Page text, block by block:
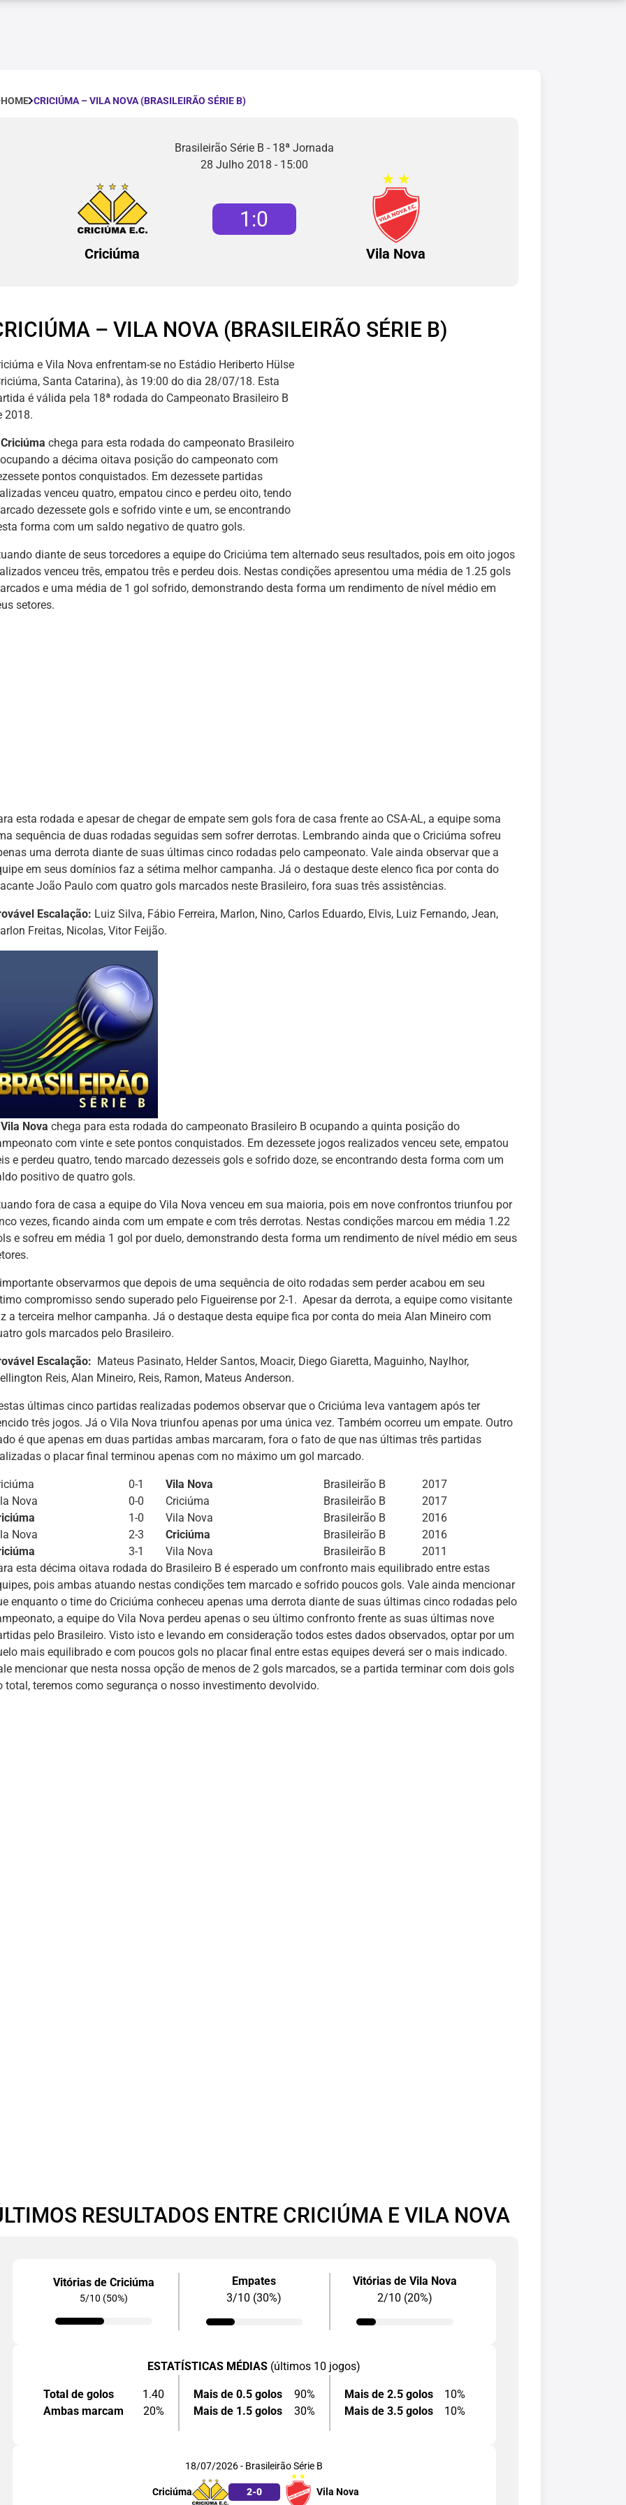
HOME CRICIÚMA – VILA NOVA (BRASILEIRÃO SÉRIE B)
Brasileirão Série B - 18ª Jornada
28 Julho 2018 - 15:00
Criciúma
1 :0
Vila Nova
– VILA NOVA (BRASILEIRÃO SÉRIE B)
e Vila Nova enfrentam-se no Estádio Heriberto Hülse
Santa Catarina), às 19:00 do dia 28/07/18. Esta
é válida pela 18ª rodada do Campeonato Brasileiro B
2018.
Criciúma chega para esta rodada do campeonato Brasileiro
a décima oitava posição do campeonato com
pontos conquistados. Em dezessete partidas
venceu quatro, empatou cinco e perdeu oito, tendo
dezessete gols e sofrido vinte e um, se encontrando
forma com um saldo negativo de quatro gols.
diante de seus torcedores a equipe do Criciúma tem alternado seus resultados, pois em oito jogos
venceu três, empatou três e perdeu dois. Nestas condições apresentou uma média de 1.25 gols
e uma média de 1 gol sofrido, demonstrando desta forma um rendimento de nível médio em
setores.
esta rodada e apesar de chegar de empate sem gols fora de casa frente ao CSA-AL, a equipe soma
sequência de duas rodadas seguidas sem sofrer derrotas. Lembrando ainda que o Criciúma sofreu
uma derrota diante de suas últimas cinco rodadas pelo campeonato. Vale ainda observar que a
em seus domínios faz a sétima melhor campanha. Já o destaque deste elenco fica por conta do
João Paulo com quatro gols marcados neste Brasileiro, fora suas três assistências.
Escalação: Luiz Silva, Fábio Ferreira, Marlon, Nino, Carlos Eduardo, Elvis, Luiz Fernando, Jean,
Freitas, Nicolas, Vitor Feijão.
Vila Nova chega para esta rodada do campeonato Brasileiro B ocupando a quinta posição do
com vinte e sete pontos conquistados. Em dezessete jogos realizados venceu sete, empatou
e perdeu quatro, tendo marcado dezesseis gols e sofrido doze, se encontrando desta forma com um
positivo de quatro gols.
fora de casa a equipe do Vila Nova venceu em sua maioria, pois em nove confrontos triunfou por
vezes, ficando ainda com um empate e com três derrotas. Nestas condições marcou em média 1.22
e sofreu em média 1 gol por duelo, demonstrando desta forma um rendimento de nível médio em seus
observarmos que depois de uma sequência de oito rodadas sem perder acabou em seu
compromisso sendo superado pelo Figueirense por 2-1. Apesar da derrota, a equipe como visitante
a terceira melhor campanha. Já o destaque desta equipe fica por conta do meia Alan Mineiro com
gols marcados pelo Brasileiro.
Escalação: Mateus Pasinato, Helder Santos, Moacir, Diego Giaretta, Maguinho, Naylhor,
Reis, Alan Mineiro, Reis, Ramon, Mateus Anderson.
últimas cinco partidas realizadas podemos observar que o Criciúma leva vantagem após ter
três jogos. Já o Vila Nova triunfou apenas por uma única vez. Também ocorreu um empate. Outro
é que apenas em duas partidas ambas marcaram, fora o fato de que nas últimas três partidas
o placar final terminou apenas com no máximo um gol marcado.
0-1 Vila Nova
Brasileirão B 2017
Nova
0-0 Criciúma
Brasileirão B 2017
1-0 Vila Nova
Brasileirão B 2016
Nova
2-3 Criciúma
Brasileirão B 2016
3-1 Vila Nova
Brasileirão B 2011
esta décima oitava rodada do Brasileiro B é esperado um confronto mais equilibrado entre estas
pois ambas atuando nestas condições tem marcado e sofrido poucos gols. Vale ainda mencionar
enquanto o time do Criciúma conheceu apenas uma derrota diante de suas últimas cinco rodadas pelo
a equipe do Vila Nova perdeu apenas o seu último confronto frente as suas últimas nove
pelo Brasileiro. Visto isto e levando em consideração todos estes dados observados, optar por um
mais equilibrado e com poucos gols no placar final entre estas equipes deverá ser o mais indicado.
mencionar que nesta nossa opção de menos de 2 gols marcados, se a partida terminar com dois gols
total, teremos como segurança o nosso investimento devolvido.
RESULTADOS ENTRE CRICIÚMA E VILA NOVA
Vitórias de Criciúma
5/10 (50%)
Empates
3/10 (30%)
Vitórias de Vila Nova
2/10 (20%)
ESTATÍSTICAS MÉDIAS (últimos 10 jogos)
Total de golos
1.40
Ambas marcam
20%
Mais de 0.5 golos
90%
Mais de 1.5 golos
30%
Mais de 2.5 golos
10%
Mais de 3.5 golos
10%
18/07/2026 - Brasileirão Série B
Criciúma 2-0 Vila Nova